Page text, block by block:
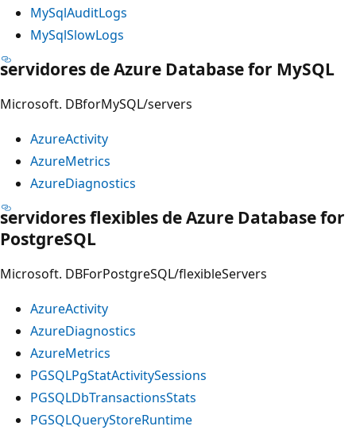
MySqlAuditLogs
MySqlSlowLogs
servidores de Azure Database for MySQL
Microsoft. DBforMySQL/servers
AzureActivity
AzureMetrics
AzureDiagnostics
servidores flexibles de Azure Database for
PostgreSQL
Microsoft. DBForPostgreSQL/flexibleServers
AzureActivity
AzureDiagnostics
AzureMetrics
PGSQLPgStatActivitySessions
PGSQLDbTransactionsStats
PGSQLQueryStoreRuntime